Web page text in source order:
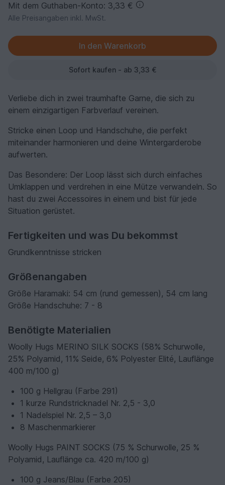
Mit dem Guthaben-Konto: 3,33 €
Alle Preisangaben inkl. MwSt.
Sofort kaufen - ab 3,33 €
Verliebe dich in zwei traumhafte Garne, die sich zu
einem einzigartigen Farbverlauf vereinen.
Stricke einen Loop und Handschuhe, die perfekt
miteinander harmonieren und deine Wintergarderobe
aufwerten.
Das Besondere: Der Loop lässt sich durch einfaches
Umklappen und verdrehen in eine Mütze verwandeln. So
hast du zwei Accessoires in einem und bist für jede
Situation gerüstet.
Fertigkeiten und was Du bekommst
Grundkenntnisse stricken
Größenangaben
Größe Haramaki: 54 cm (rund gemessen), 54 cm lang
Größe Handschuhe: 7 - 8
Benötigte Materialien
Woolly Hugs MERINO SILK SOCKS (58% Schurwolle,
25% Polyamid, 11% Seide, 6% Polyester Elité, Lauflänge
400 m/100 g)
100 g Hellgrau (Farbe 291)
1 kurze Rundstricknadel Nr. 2,5 - 3,0
1 Nadelspiel Nr. 2,5 – 3,0
8 Maschenmarkierer
Woolly Hugs PAINT SOCKS (75 % Schurwolle, 25 %
Polyamid, Lauflänge ca. 420 m/100 g)
100 g Jeans/Blau (Farbe 205)